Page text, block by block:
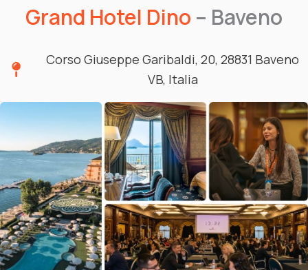
Grand Hotel Dino – Baveno
Corso Giuseppe Garibaldi, 20, 28831 Baveno
VB, Italia